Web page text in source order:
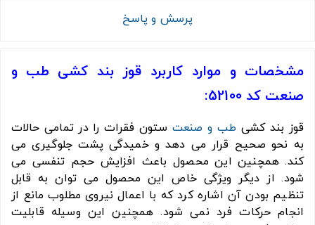
پرسش و پاسخ
مشخصات و موارد کاربرد قوز بند کشی طب و
صنعت کد 52100:
قوز بند کشی طب و صنعت ستون فقرات را در تمامی حالات
به نحو صحیح قرار می دهد و خمیدگی پشت جلوگیری می
کند. همچنین این محصول باعث افزایش حجم تنفسی می
شود. از دیگر ویژگی خاص این محصول می توان به قابل
تنظیم بودن آن اشاره کرد که با اعمال نیروی مطلوب مانع از
انجام حرکات فرد نمی شود. همچنین این وسیله قابلیت